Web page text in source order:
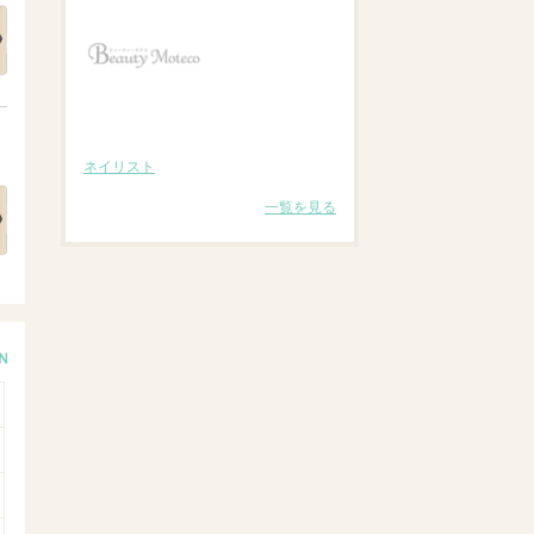
ネイリスト
一覧を見る